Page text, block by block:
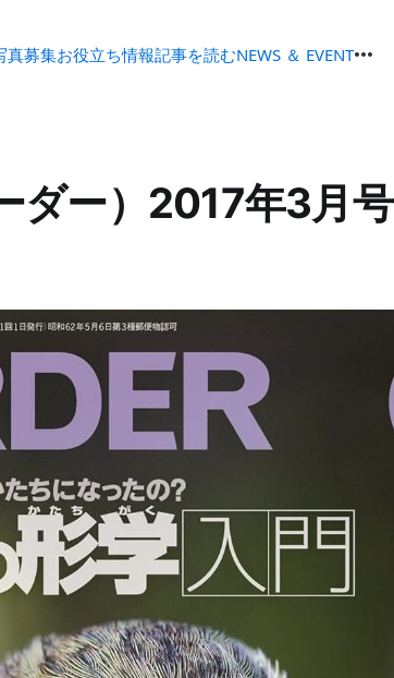
真募集お役立ち情報記事を読むNEWS ＆ EVENT
ダー）2017年3月号